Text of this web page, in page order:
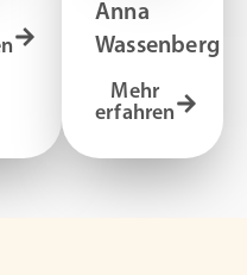
Anna
Wassenberg
Mehr
erfahren